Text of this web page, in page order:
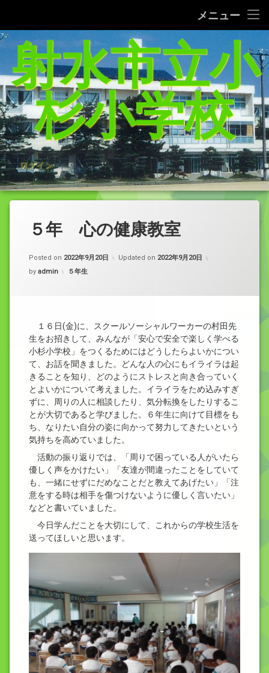
メニュー
給食レシピの紹介(1/27追加）
家庭学習支援サイトまとめ（5／21追加）
杉っ子８つの愛言葉
インターネット利用の約束/「おだいじね」ルール
学校いじめ防止基本方針
登校許可証明書
コ
ン
ン
ツ
へ
ス
キ
ッ
プ
射水市立小
杉小学校
ログイン
５年 心の健康教室
Posted on 2022年9月20日 Updated on 2022年9月20日
by admin カテゴリー:
５年生
１６日(金)に、スクールソーシャルワーカーの村田先
生をお招きして、みんなが「安心で安全で楽しく学べる
小杉小学校」をつくるためにはどうしたらよいかについ
て、お話を聞きました。どんな人の心にもイライラは起
きることを知り、どのようにストレスと向き合っていく
とよいかについて考えました。イライラをため込みすぎ
ずに、周りの人に相談したり、気分転換をしたりするこ
とが大切であると学びました。６年生に向けて目標をも
ち、なりたい自分の姿に向かって努力してきたいという
気持ちを高めていました。
活動の振り返りでは、「周りで困っている人がいたら
優しく声をかけたい」「友達が間違ったことをしていて
も、一緒にせずにだめなことだと教えてあげたい」「注
意をする時は相手を傷つけないように優しく言いたい」
などと書いていました。
今日学んだことを大切にして、これからの学校生活を
送ってほしいと思います。